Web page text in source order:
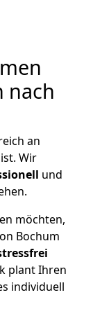
nach
an
Wir
und
möchten,
Bochum
plant Ihren
individuell